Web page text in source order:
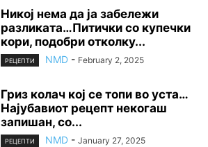
Никој нема да ја забележи
разликата…Питички со купечки
кори, подобри отколку...
РЕЦЕПТИ NMD - February 2, 2025
Гриз колач кој се топи во уста…
Најубавиот рецепт некогаш
запишан, со...
РЕЦЕПТИ NMD - January 27, 2025